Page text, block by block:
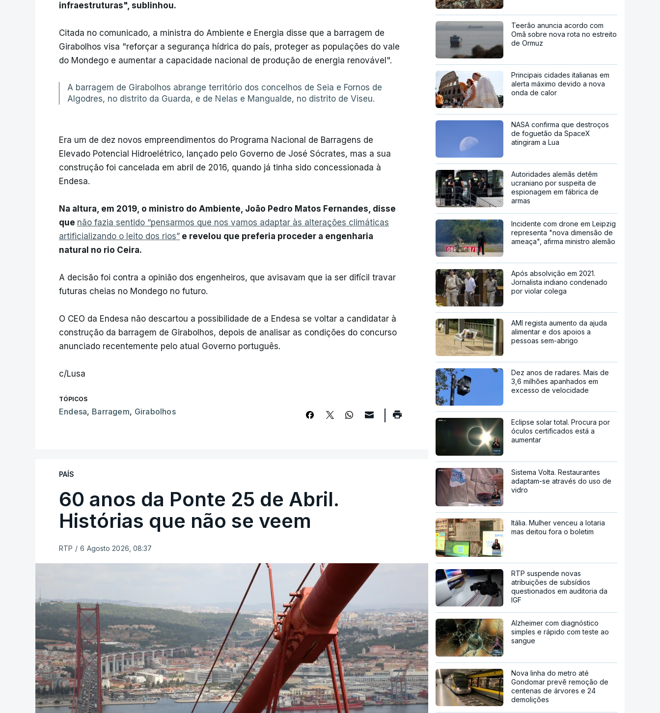
infraestruturas", sublinhou.
Citada no comunicado, a ministra do Ambiente e Energia disse que a barragem de
Girabolhos visa "reforçar a segurança hídrica do país, proteger as populações do vale
do Mondego e aumentar a capacidade nacional de produção de energia renovável".
A barragem de Girabolhos abrange território dos concelhos de Seia e Fornos de
Algodres, no distrito da Guarda, e de Nelas e Mangualde, no distrito de Viseu.
Era um de dez novos empreendimentos do Programa Nacional de Barragens de
Elevado Potencial Hidroelétrico, lançado pelo Governo de José Sócrates, mas a sua
construção foi cancelada em abril de 2016, quando já tinha sido concessionada à
Endesa.
Na altura, em 2019, o ministro do Ambiente, João Pedro Matos Fernandes, disse
que não fazia sentido “pensarmos que nos vamos adaptar às alterações climáticas
artificializando o leito dos rios” e revelou que preferia proceder a engenharia
natural no rio Ceira.
A decisão foi contra a opinião dos engenheiros, que avisavam que ia ser difícil travar
futuras cheias no Mondego no futuro.
O CEO da Endesa não descartou a possibilidade de a Endesa se voltar a candidatar à
construção da barragem de Girabolhos, depois de analisar as condições do concurso
anunciado recentemente pelo atual Governo português.
c/Lusa
TÓPICOS
Endesa, Barragem, Girabolhos
PAÍS
60 anos da Ponte 25 de Abril.
Histórias que não se veem
RTP / 6 Agosto 2026, 08:37
Teerão anuncia acordo com
Omã sobre nova rota no estreito
de Ormuz
Principais cidades italianas em
alerta máximo devido a nova
onda de calor
NASA confirma que destroços
de foguetão da SpaceX
atingiram a Lua
Autoridades alemãs detêm
ucraniano por suspeita de
espionagem em fábrica de
armas
Incidente com drone em Leipzig
representa "nova dimensão de
ameaça", afirma ministro alemão
Após absolvição em 2021.
Jornalista indiano condenado
por violar colega
AMI regista aumento da ajuda
alimentar e dos apoios a
pessoas sem-abrigo
Dez anos de radares. Mais de
3,6 milhões apanhados em
excesso de velocidade
Eclipse solar total. Procura por
óculos certificados está a
aumentar
Sistema Volta. Restaurantes
adaptam-se através do uso de
vidro
Itália. Mulher venceu a lotaria
mas deitou fora o boletim
RTP suspende novas
atribuições de subsídios
questionados em auditoria da
IGF
Alzheimer com diagnóstico
simples e rápido com teste ao
sangue
Nova linha do metro até
Gondomar prevê remoção de
centenas de árvores e 24
demolições